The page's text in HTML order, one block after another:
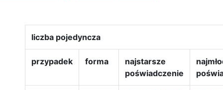
liczba pojedyncza
przypadek forma
najstarsze
poświadczenie